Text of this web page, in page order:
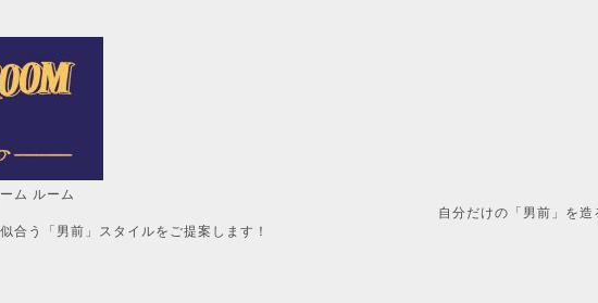
ム
「男前」を造るメンズ美容室。
合う「男前」スタイルをご提案します！